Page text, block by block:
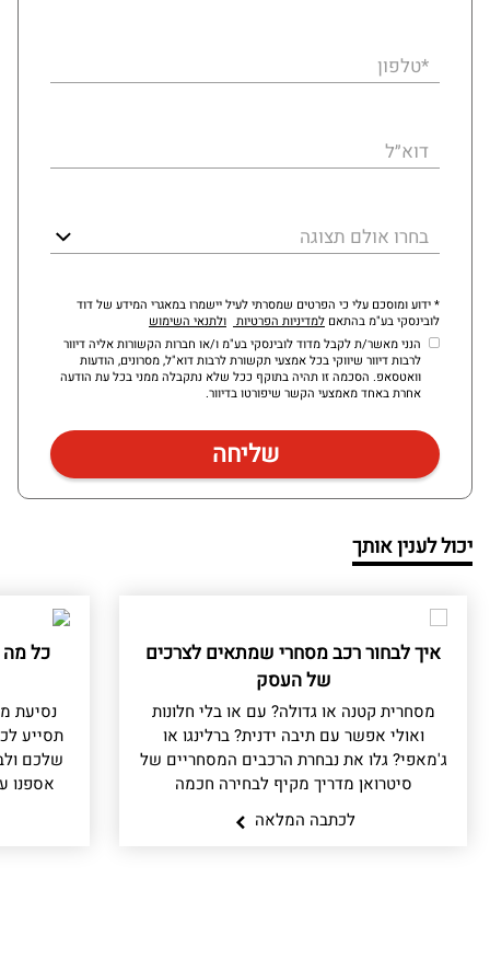
*טלפון
דוא״ל
בחרו אולם תצוגה
* ידוע ומוסכם עלי כי הפרטים שמסרתי לעיל יישמרו במאגרי המידע של דוד
לובינסקי בע"מ בהתאםלמדיניות הפרטיות ולתנאי השימוש
הנני מאשר/ת לקבל מדוד לובינסקי בע"מ ו/או חברות הקשורות אליה דיוור
לרבות דיוור שיווקי בכל אמצעי תקשורת לרבות דוא"ל, מסרונים, הודעות
וואטסאפ. הסכמה זו תהיה בתוקף ככל שלא נתקבלה ממני בכל עת הודעה
אחרת באחד מאמצעי הקשר שיפורטו בדיוור.
יכול לענין אותך
איך לבחור רכב מסחרי שמתאים לצרכים
של העסק
מסחרית קטנה או גדולה? עם או בלי חלונות
ואולי אפשר עם תיבה ידנית? ברלינגו או
ג'מאפי? גלו את נבחרת הרכבים המסחריים של
סיטרואן מדריך מקיף לבחירה חכמה
לכתבה המלאה
כל
נסיעת
תסייע
שלכם
אספנו